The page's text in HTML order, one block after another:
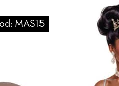
MAS15